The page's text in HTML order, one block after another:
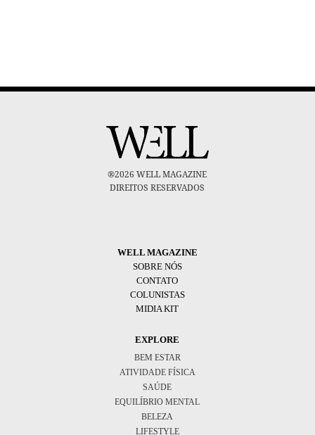
®2026 WELL MAGAZINE
DIREITOS RESERVADOS
WELL MAGAZINE
SOBRE NÓS
CONTATO
COLUNISTAS
MIDIA KIT
EXPLORE
BEM ESTAR
ATIVIDADE FÍSICA
SAÚDE
EQUILÍBRIO MENTAL
BELEZA
LIFESTYLE